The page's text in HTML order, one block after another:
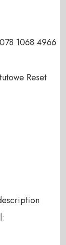
1068 4966
Reset